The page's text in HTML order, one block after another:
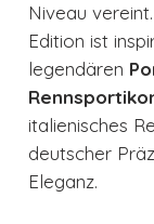
Niveau
Edition ist
legendären
italienisches
deutscher
Eleganz.